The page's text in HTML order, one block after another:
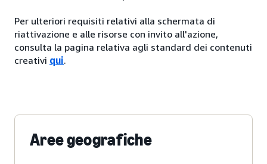
Per ulteriori requisiti relativi alla schermata di
riattivazione e alle risorse con invito all'azione,
consulta la pagina relativa agli standard dei contenuti
creativi qui.
Aree geografiche